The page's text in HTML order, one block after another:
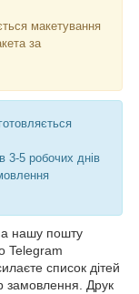
макетування
за
3-5 робочих днів
нашу пошту
Telegram
список дітей
замовлення. Друк